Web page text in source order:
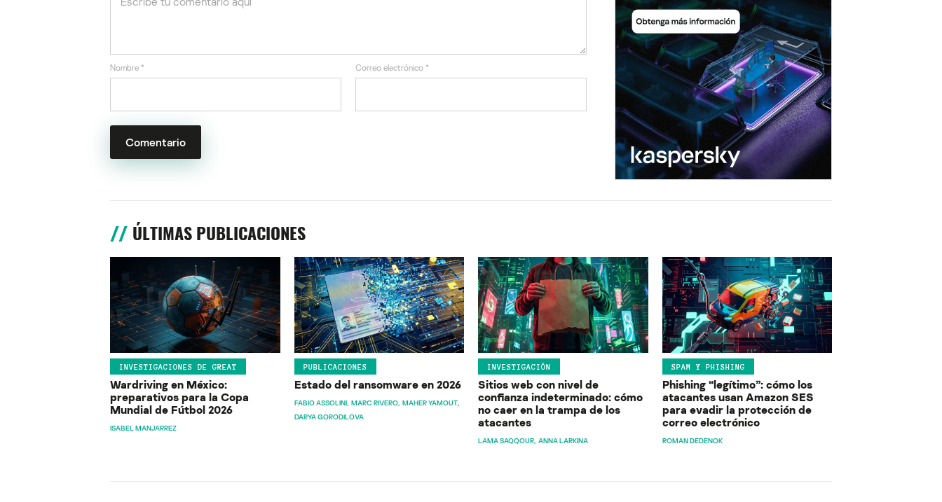
Nombre * Correo electrónico *
ÚLTIMAS PUBLICACIONES
INVESTIGACIONES DE GREAT
Wardriving en México:
preparativos para la Copa
Mundial de Fútbol 2026
ISABEL MANJARREZ
PUBLICACIONES
Estado del ransomware en 2026
FABIO ASSOLINI MARC RIVERO MAHER YAMOUT
DARYA GORODILOVA
INVESTIGACIÓN
Sitios web con nivel de
confianza indeterminado: cómo
no caer en la trampa de los
atacantes
LAMA SAQQOUR ANNA LARKINA
SPAM Y PHISHING
Phishing “legítimo”: cómo los
atacantes usan Amazon SES
para evadir la protección de
correo electrónico
ROMAN DEDENOK